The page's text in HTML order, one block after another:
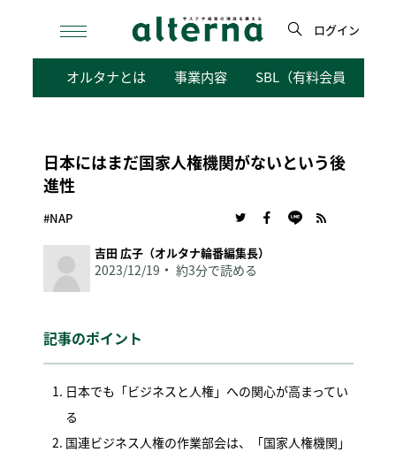
検
ログイン
オルタナとは 事業内容 SBL（有料会員向けサ
日本にはまだ国家人権機関がないという後
進性
#NAP
吉田 広子（オルタナ輪番編集長）
2023/12/19 約3分で読める
記事のポイント
日本でも「ビジネスと人権」への関心が高まってい
る
国連ビジネス人権の作業部会は、「国家人権機関」